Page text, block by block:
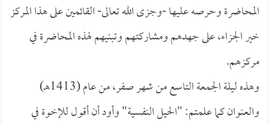
المحاضرة وحرصه عليها -وجزى الله تعالى- القائمين على هذا المركز
خير الجزاء، على جهدهم ومشاركتهم وتبنيهم لهذه المحاضرة في
مركزهم.
وهذه ليلة الجمعة التاسع من شهر صفر، من عام (1413هـ)
والعنوان كما علمتم: "الحيل النفسية" وأود أن أقول للإخوة في